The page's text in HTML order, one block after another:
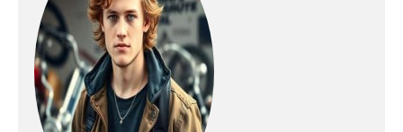
solaire améliorée avec
système de pare-soleil
QSV-2 : équipé du
système de pare-soleil
QSV-2, ce casque offre
une protection optimale
contre l'éblouissement